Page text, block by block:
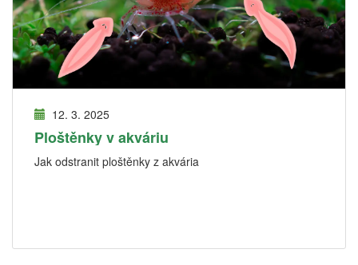
12. 3. 2025
Ploštěnky v akváriu
Jak odstranit ploštěnky z akvária